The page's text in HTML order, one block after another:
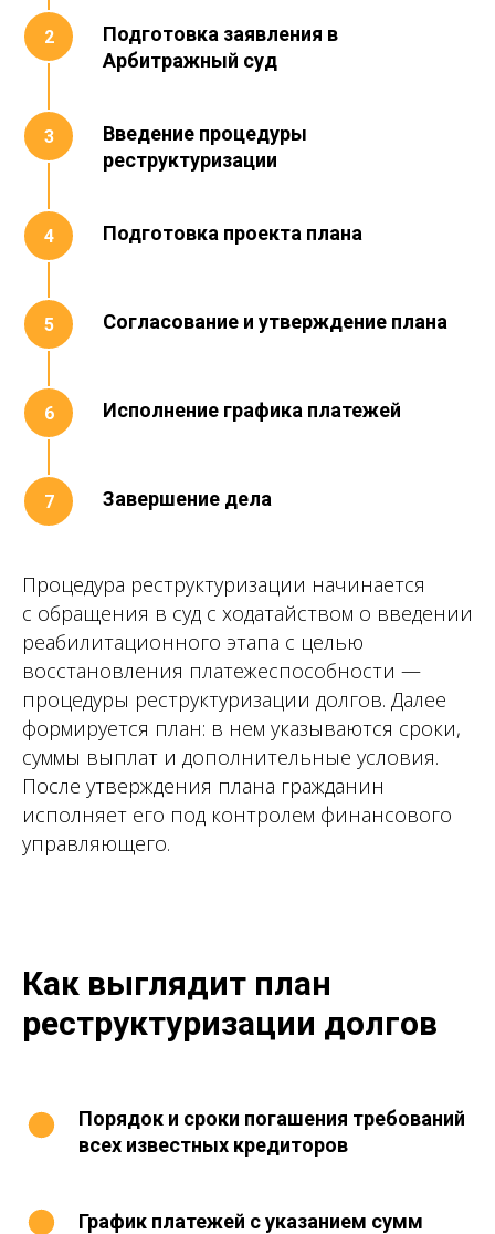
Подготовка заявления в
Арбитражный суд
Введение процедуры
реструктуризации
Подготовка проекта плана
Согласование и утверждение плана
Исполнение графика платежей
Завершение дела
Процедура реструктуризации начинается
с обращения в суд с ходатайством о введении
реабилитационного этапа с целью
восстановления платежеспособности —
процедуры реструктуризации долгов. Далее
формируется план: в нем указываются сроки,
суммы выплат и дополнительные условия.
После утверждения плана гражданин
исполняет его под контролем финансового
управляющего.
Как выглядит план
реструктуризации долгов
Порядок и сроки погашения требований
всех известных кредиторов
График платежей с указанием сумм